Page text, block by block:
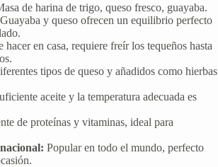
de harina de trigo, queso fresco, guayaba.
Guayaba y queso ofrecen un equilibrio perfecto
hacer en casa, requiere freír los tequeños hasta
tipos de queso y añadidos como hierbas
aceite y la temperatura adecuada es
de proteínas y vitaminas, ideal para
Popular en todo el mundo, perfecto